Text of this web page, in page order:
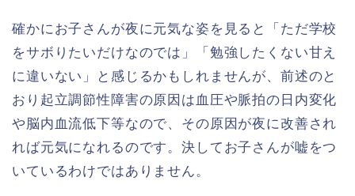
確かにお子さんが夜に元気な姿を見ると「ただ学校
をサボりたいだけなのでは」「勉強したくない甘え
に違いない」と感じるかもしれませんが、前述のと
おり起立調節性障害の原因は血圧や脈拍の日内変化
や脳内血流低下等なので、その原因が夜に改善され
れば元気になれるのです。決してお子さんが嘘をつ
いているわけではありません。